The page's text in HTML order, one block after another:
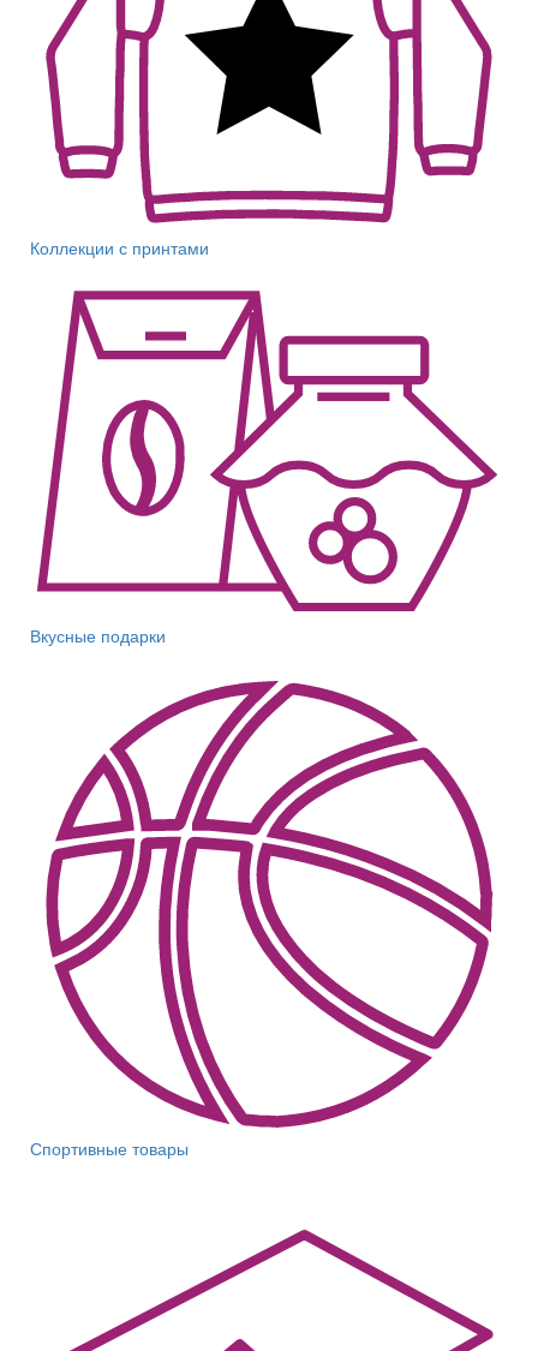
Коллекции с принтами
Вкусные подарки
Спортивные товары